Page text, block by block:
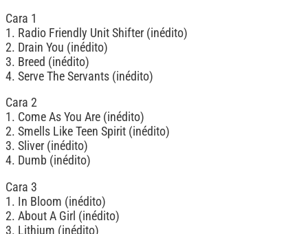
Cara 1
1. Radio Friendly Unit Shifter (inédito)
2. Drain You (inédito)
3. Breed (inédito)
4. Serve The Servants (inédito)
Cara 2
1. Come As You Are (inédito)
2. Smells Like Teen Spirit (inédito)
3. Sliver (inédito)
4. Dumb (inédito)
Cara 3
1. In Bloom (inédito)
2. About A Girl (inédito)
3. Lithium (inédito)